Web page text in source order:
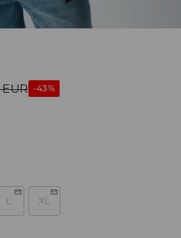
EUR -43%
L XL